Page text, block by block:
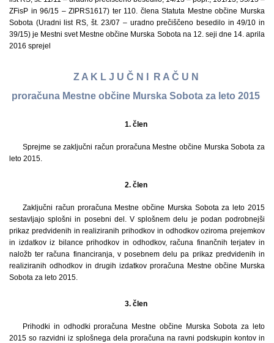
ZFisP in 96/15 – ZIPRS1617) ter 110. člena Statuta Mestne občine Murska
Sobota (Uradni list RS, št. 23/07 – uradno prečiščeno besedilo in 49/10 in
39/15) je Mestni svet Mestne občine Murska Sobota na 12. seji dne 14. aprila
2016 sprejel
Z A K L J U Č N I R A Č U N
proračuna Mestne občine Murska Sobota za leto 2015
1. člen
Sprejme se zaključni račun proračuna Mestne občine Murska Sobota za
leto 2015.
2. člen
Zaključni račun proračuna Mestne občine Murska Sobota za leto 2015
sestavljajo splošni in posebni del. V splošnem delu je podan podrobnejši
prikaz predvidenih in realiziranih prihodkov in odhodkov oziroma prejemkov
in izdatkov iz bilance prihodkov in odhodkov, računa finančnih terjatev in
naložb ter računa financiranja, v posebnem delu pa prikaz predvidenih in
realiziranih odhodkov in drugih izdatkov proračuna Mestne občine Murska
Sobota za leto 2015.
3. člen
Prihodki in odhodki proračuna Mestne občine Murska Sobota za leto
2015 so razvidni iz splošnega dela proračuna na ravni podskupin kontov in